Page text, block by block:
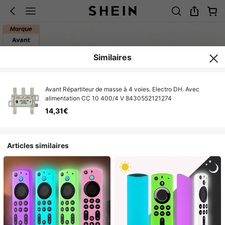
Similaires
Avant Répartiteur de masse à 4 voies. Electro DH. Avec
alimentation CC 10 400/4 V 8430552121274
14,31€
Articles similaires